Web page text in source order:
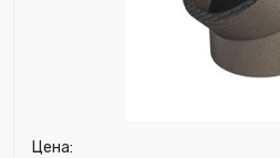
Цена: